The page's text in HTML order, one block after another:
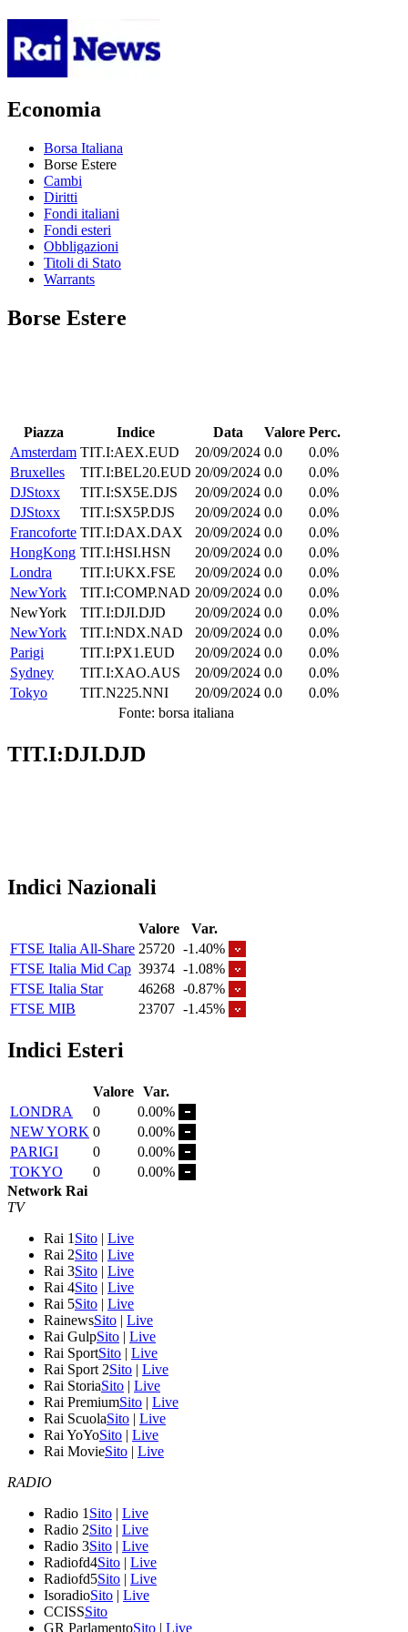
Economia
Borsa Italiana
Borse Estere
Cambi
Diritti
Fondi italiani
Fondi esteri
Obbligazioni
Titoli di Stato
Warrants
Borse Estere
Piazza Indice Data Valore Perc.
Amsterdam TIT.I:AEX.EUD 20/09/2024 0.0
0.0%
Bruxelles
TIT.I:BEL20.EUD 20/09/2024 0.0
0.0%
DJStoxx
TIT.I:SX5E.DJS 20/09/2024 0.0
0.0%
DJStoxx
TIT.I:SX5P.DJS 20/09/2024 0.0
0.0%
Francoforte TIT.I:DAX.DAX 20/09/2024 0.0
0.0%
HongKong TIT.I:HSI.HSN 20/09/2024 0.0
0.0%
Londra
TIT.I:UKX.FSE 20/09/2024 0.0
0.0%
NewYork
TIT.I:COMP.NAD 20/09/2024 0.0
0.0%
NewYork
TIT.I:DJI.DJD 20/09/2024 0.0
0.0%
NewYork
TIT.I:NDX.NAD 20/09/2024 0.0
0.0%
Parigi
TIT.I:PX1.EUD 20/09/2024 0.0
0.0%
Sydney
TIT.I:XAO.AUS 20/09/2024 0.0
0.0%
Tokyo
TIT.N225.NNI 20/09/2024 0.0
0.0%
Fonte: borsa italiana
TIT.I:DJI.DJD
Indici Nazionali
Valore
Var.
FTSE Italia All-Share 25720 -1.40%
FTSE Italia Mid Cap 39374 -1.08%
FTSE Italia Star
46268 -0.87%
FTSE MIB
23707 -1.45%
Indici Esteri
Valore Var.
LONDRA
0
0.00%
NEW YORK 0
0.00%
PARIGI
0
0.00%
TOKYO
0
0.00%
Network Rai
TV
Rai 1 Sito | Live
Rai 2Sito | Live
Rai 3Sito | Live
Rai 4Sito | Live
Rai 5Sito | Live
RainewsSito | Live
Rai GulpSito | Live
Rai SportSito | Live
Rai Sport 2Sito | Live
Rai StoriaSito | Live
Rai PremiumSito | Live
Rai ScuolaSito | Live
Rai YoYoSito | Live
Rai MovieSito | Live
RADIO
Radio 1 Sito | Live
Radio 2Sito | Live
Radio 3Sito | Live
Radiofd4Sito | Live
Radiofd5Sito | Live
IsoradioSito | Live
CCISSSito
GR ParlamentoSito | Live